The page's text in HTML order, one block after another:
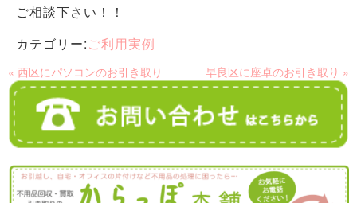
ご相談下さい！！
カテゴリー:ご利用実例
« 西区にパソコンのお引き取り 早良区に座卓のお引き取り »